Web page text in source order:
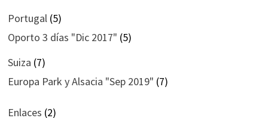
Portugal(5)
Oporto 3 días "Dic 2017" (5)
Suiza (7)
Europa Park y Alsacia "Sep 2019" (7)
Enlaces (2)